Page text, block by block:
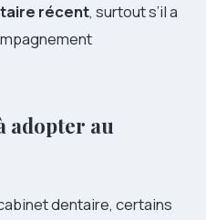
récent, surtout s’il a
adopter au
dentaire, certains